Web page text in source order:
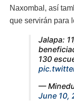
Naxombal, así
que servirán para
Jalapa:
130
—
June 10,